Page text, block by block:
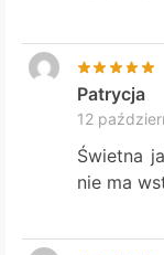
Patrycja
12
Świetna
nie ma